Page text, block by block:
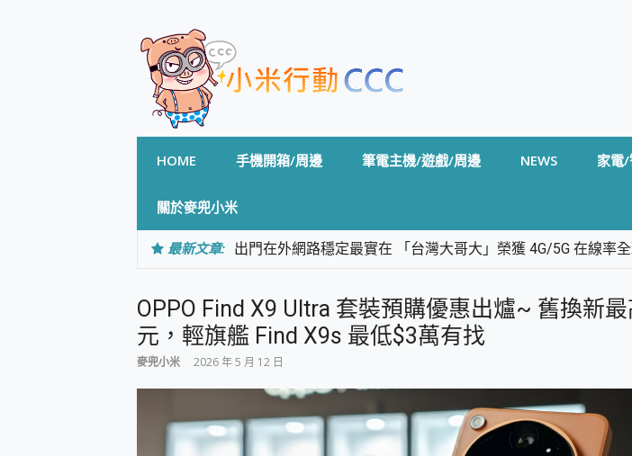
HOME 手機開箱/周邊 筆電主機/遊戲/周邊 NEWS 家電
關於麥兜小米
最新文章: 出門在外網路穩定最實在 「台灣大哥大」榮獲 4G/5G 在線率
專為 PC上的 XBOX和掌機設計的 FireCuda X1070 SSD 固態硬
台灣製攝影機在這裡，100%全無線設計 SpotCam Solo Eco
測
電力超超超持久 MSI 微星 Prestige 14 AI+ D3MG-031TW 14
超懂拍、耐用 AI 街拍機~ realme 16 Pro 開箱評價~ 2 億畫素
防窺黑科技 Galaxy S26 Ultra系列保護貼怎麼選？imos AR 低
AI 支付 一錶搞定大小事 Xiaomi Watch 5 開箱 評測
超驚艷 讓人一眼就愛上 LENOVO 聯想 Yoga Book 9 14吋 AI輕
OPPO Find X9 Ultra 套裝預購優惠出爐~ 舊換新
元，輕旗艦 Find X9s 最低$3萬有找
麥兜小米 2026 年 5 月 12 日